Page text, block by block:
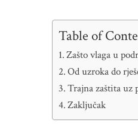
Table of
Zašto vlaga u
Od uzroka do
Trajna zaštita uz
Zaključak